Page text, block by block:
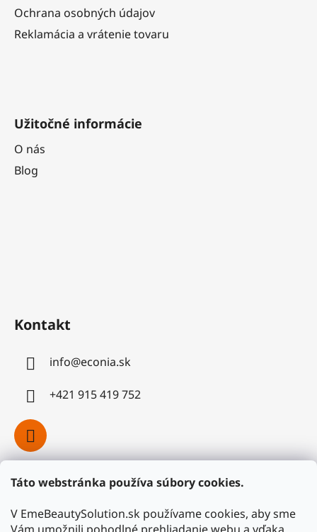
Táto webstránka používa súbory cookies.
V EmeBeautySolution.sk používame cookies, aby sme
Ochrana osobných údajov
Reklamácia a vrátenie tovaru
Užitočné informácie
O nás
Blog
Kontakt
info@econia.sk
+421 915 419 752
Facebook